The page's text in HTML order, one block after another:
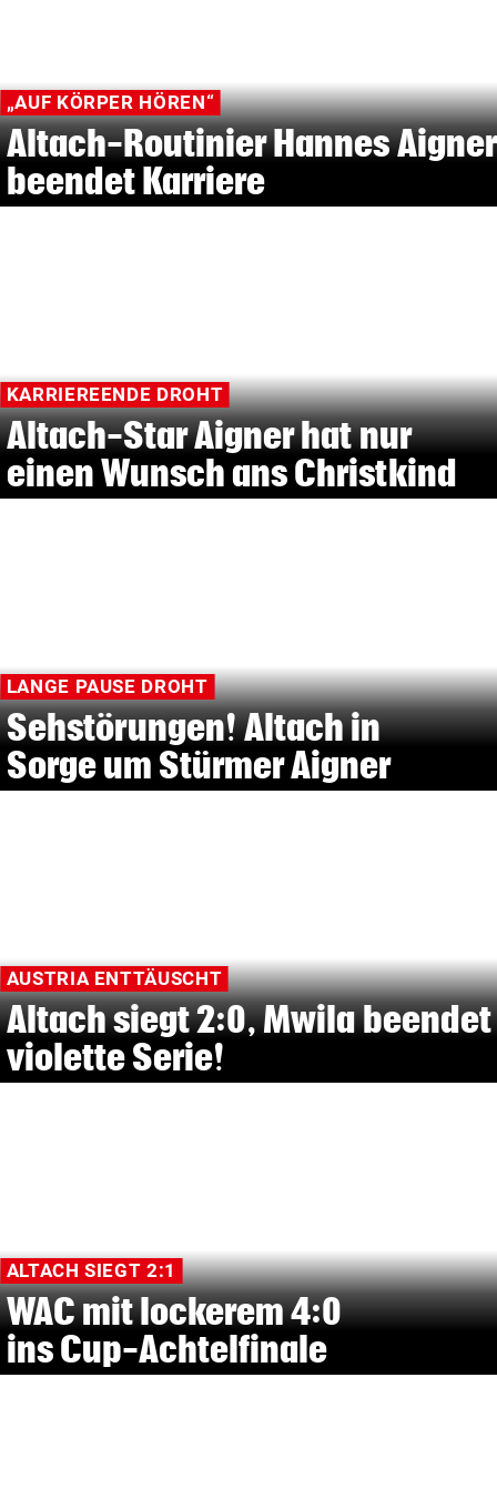
„AUF KÖRPER HÖREN“
Altach-Routinier Hannes Aigner
beendet Karriere
KARRIEREENDE DROHT
Altach-Star Aigner hat nur
einen Wunsch ans Christkind
LANGE PAUSE DROHT
Sehstörungen! Altach in
Sorge um Stürmer Aigner
AUSTRIA ENTTÄUSCHT
Altach siegt 2:0, Mwila beendet
violette Serie!
ALTACH SIEGT 2:1
WAC mit lockerem 4:0
ins Cup-Achtelfinale